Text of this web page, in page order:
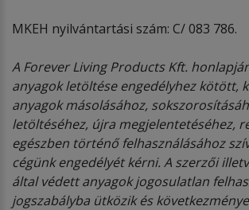
MKEH nyilvántartási szám: C/ 083 786.
A Forever Living Products Kft.
anyagok letöltése engedélyhez kötött,
anyagok másolásához,
letöltéséhez, újra megjelentetéséhez,
egészben történő felhasználásához
cégünk engedélyét kérni. A szerzői
által védett anyagok jogosulatlan
jogszabályba ütközik és